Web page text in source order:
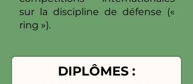
sur la discipline de défense («
ring »).
DIPLÔMES :